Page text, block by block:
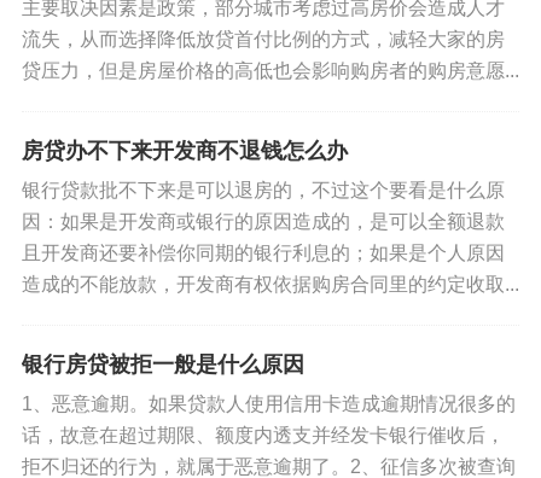
主要取决因素是政策，部分城市考虑过高房价会造成人才
流失，从而选择降低放贷首付比例的方式，减轻大家的房
贷压力，但是房屋价格的高低也会影响购房者的购房意愿...
房贷办不下来开发商不退钱怎么办
银行贷款批不下来是可以退房的，不过这个要看是什么原
因：如果是开发商或银行的原因造成的，是可以全额退款
且开发商还要补偿你同期的银行利息的；如果是个人原因
造成的不能放款，开发商有权依据购房合同里的约定收取...
银行房贷被拒一般是什么原因
1、恶意逾期。如果贷款人使用信用卡造成逾期情况很多的
话，故意在超过期限、额度内透支并经发卡银行催收后，
拒不归还的行为，就属于恶意逾期了。2、征信多次被查询